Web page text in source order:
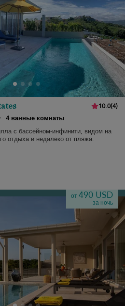
10.0(4)
· 4 ванные комнаты
с бассейном-инфинити, видом на
отдыха и недалеко от пляжа.
от490 USD
за ночь